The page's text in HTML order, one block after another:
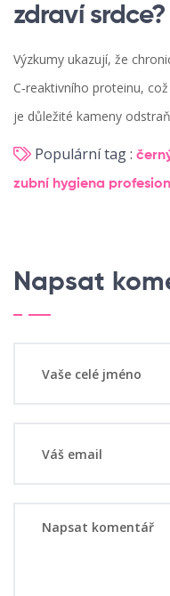
zdraví srdce?
Výzkumy ukazují, že
C‑reaktivního proteinu,
je důležité kameny
Populární tag :
zubní hygiena
Napsat